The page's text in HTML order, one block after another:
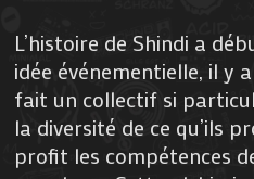
L’histoire de Shindi a
idée événementielle, il y
fait un collectif si
la diversité de ce qu’ils
profit les compétences